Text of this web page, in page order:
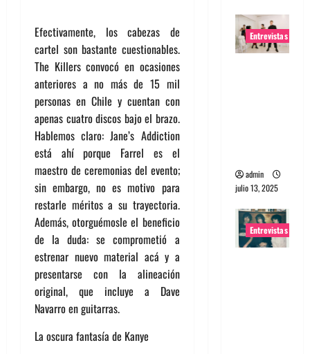
Efectivamente, los cabezas de
cartel son bastante cuestionables.
The Killers convocó en ocasiones
anteriores a no más de 15 mil
personas en Chile y cuentan con
apenas cuatro discos bajo el brazo.
Hablemos claro: Jane’s Addiction
está ahí porque Farrel es el
maestro de ceremonias del evento;
sin embargo, no es motivo para
restarle méritos a su trayectoria.
Además, otorguémosle el beneficio
de la duda: se comprometió a
estrenar nuevo material acá y a
presentarse con la alineación
original, que incluye a Dave
Navarro en guitarras.
La oscura fantasía de Kanye
Entrevistas
admin
julio 13, 2025
Entrevistas